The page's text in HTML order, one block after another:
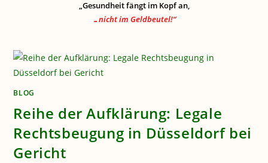
„Gesundheit fängt im Kopf an,
…nicht im Geldbeutel!“
BLOG
Reihe der Aufklärung: Legale
Rechtsbeugung in Düsseldorf bei
Gericht